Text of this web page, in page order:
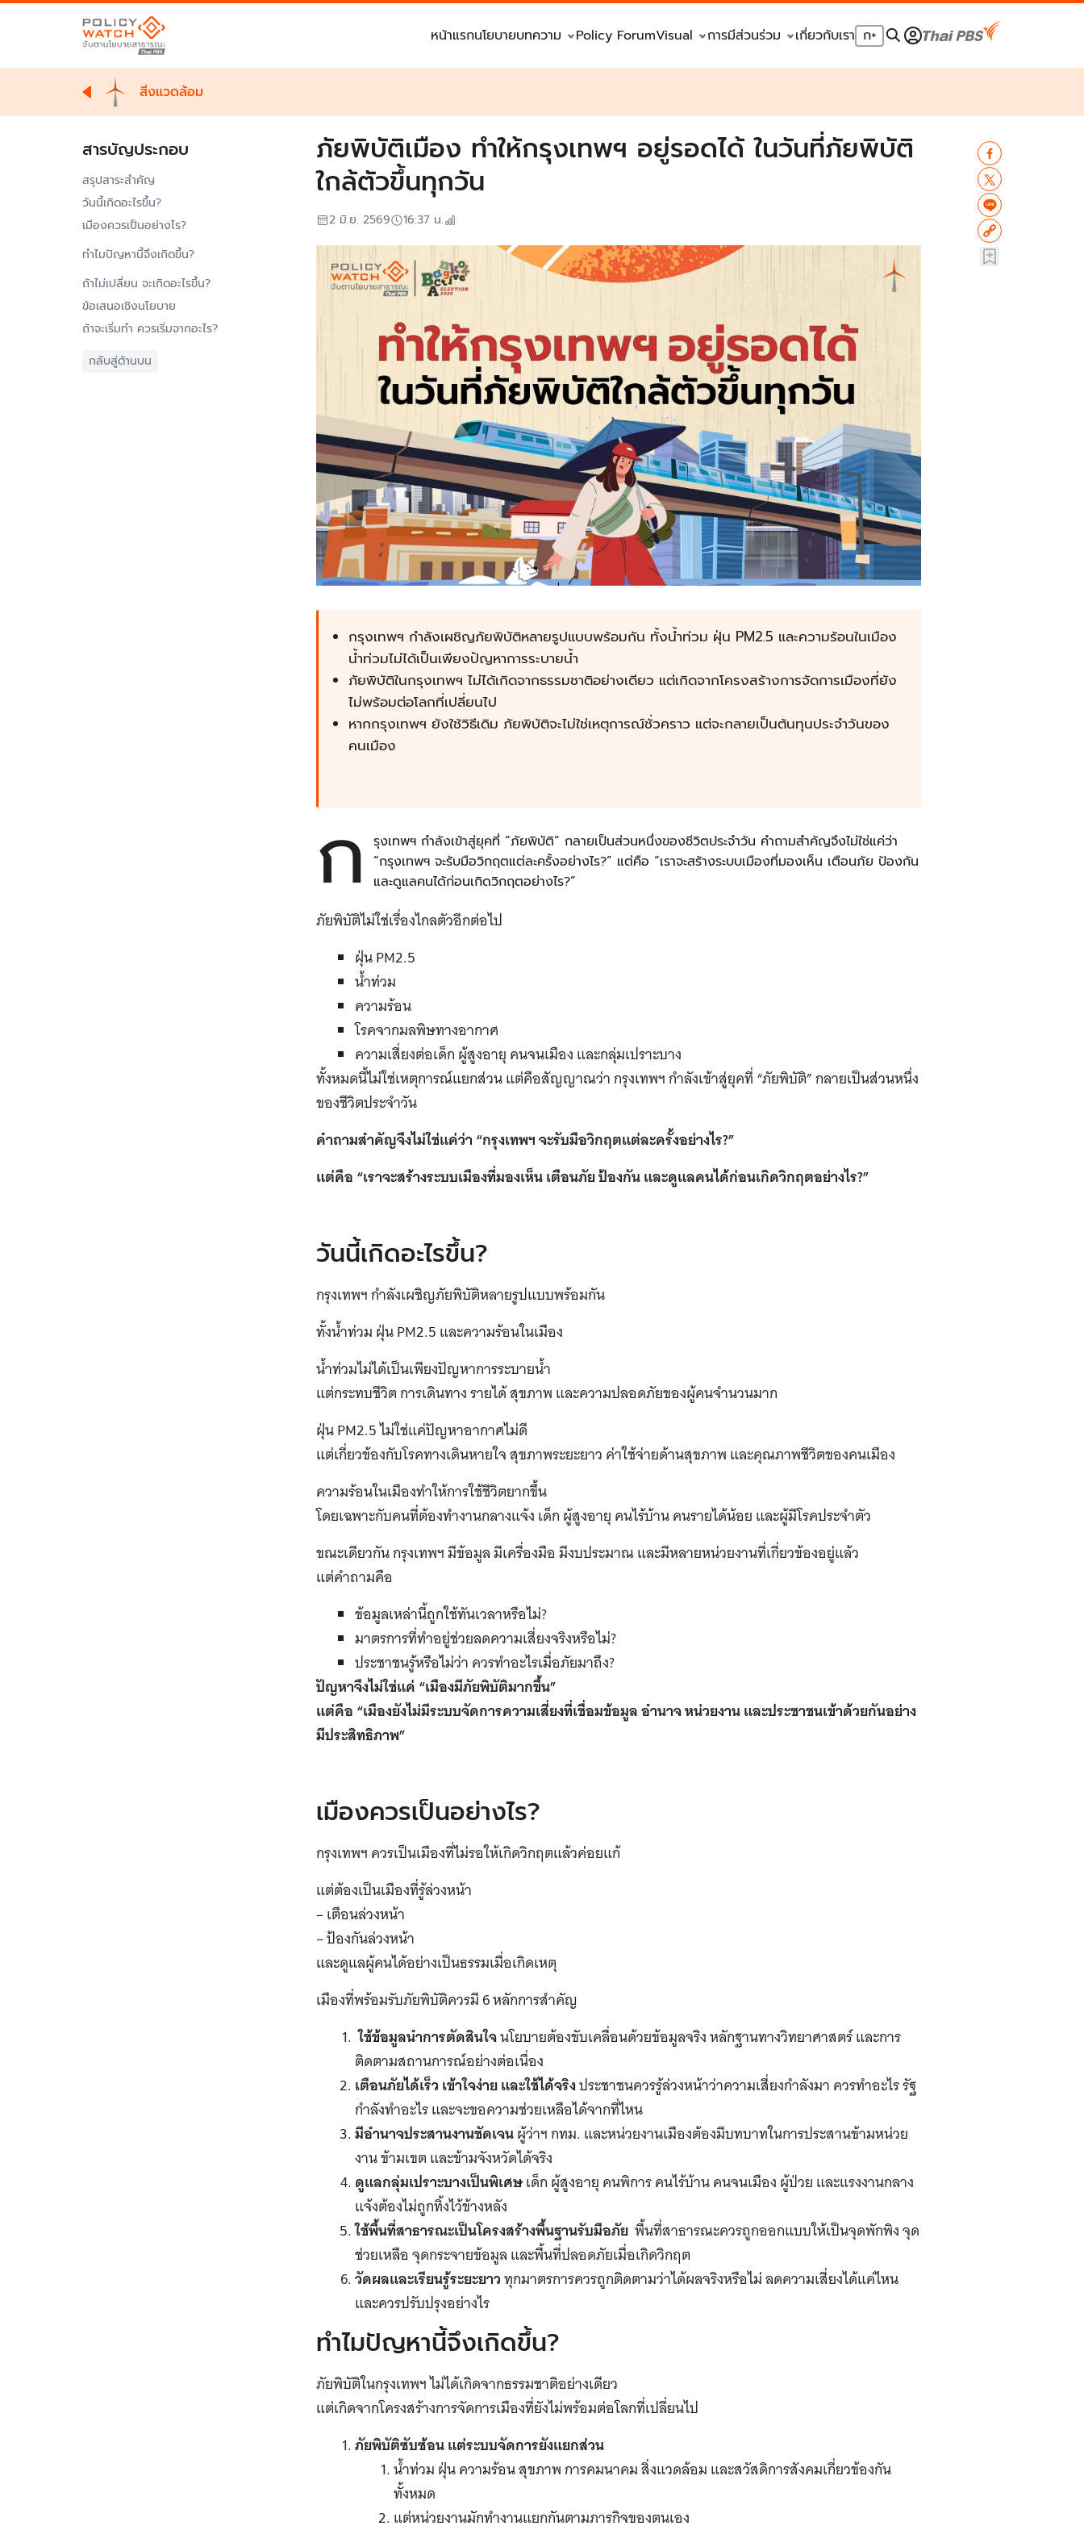
หน้าแรกนโยบายบทความ Policy ForumVisual การมีส่วนร่วม เกี่ยวกับเรา ก+
สิ่งแวดล้อม
สารบัญประกอบ
สรุปสาระสำคัญ
วันนี้เกิดอะไรขึ้น?
เมืองควรเป็นอย่างไร?
ทำไมปัญหานี้จึงเกิดขึ้น?
ถ้าไม่เปลี่ยน จะเกิดอะไรขึ้น?
ข้อเสนอเชิงนโยบาย
ถ้าจะเริ่มทำ ควรเริ่มจากอะไร?
กลับสู่ด้านบน
ภัยพิบัติเมือง ทำให้กรุงเทพฯ อยู่รอดได้ ในวันที่ภัยพิบัติ
ใกล้ตัวขึ้นทุกวัน
2 มิ.ย. 2569 16:37 น.
กรุงเทพฯ กำลังเผชิญภัยพิบัติหลายรูปแบบพร้อมกัน ทั้งน้ำท่วม ฝุ่น PM2.5 และความร้อนในเมือง
น้ำท่วมไม่ได้เป็นเพียงปัญหาการระบายน้ำ
ภัยพิบัติในกรุงเทพฯ ไม่ได้เกิดจากธรรมชาติอย่างเดียว แต่เกิดจากโครงสร้างการจัดการเมืองที่ยัง
ไม่พร้อมต่อโลกที่เปลี่ยนไป
หากกรุงเทพฯ ยังใช้วิธีเดิม ภัยพิบัติจะไม่ใช่เหตุการณ์ชั่วคราว แต่จะกลายเป็นต้นทุนประจำวันของ
คนเมือง
ก
รุงเทพฯ กำลังเข้าสู่ยุคที่ “ภัยพิบัติ” กลายเป็นส่วนหนึ่งของชีวิตประจำวัน คำถามสำคัญจึงไม่ใช่แค่ว่า
“กรุงเทพฯ จะรับมือวิกฤตแต่ละครั้งอย่างไร?” แต่คือ “เราจะสร้างระบบเมืองที่มองเห็น เตือนภัย ป้องกัน
และดูแลคนได้ก่อนเกิดวิกฤตอย่างไร?”
ภัยพิบัติไม่ใช่เรื่องไกลตัวอีกต่อไป
ฝุ่น PM2.5
น้ำท่วม
ความร้อน
โรคจากมลพิษทางอากาศ
ความเสี่ยงต่อเด็ก ผู้สูงอายุ คนจนเมือง และกลุ่มเปราะบาง
ทั้งหมดนี้ไม่ใช่เหตุการณ์แยกส่วน แต่คือสัญญาณว่า กรุงเทพฯ กำลังเข้าสู่ยุคที่ “ภัยพิบัติ” กลายเป็นส่วนหนึ่ง
ของชีวิตประจำวัน
คำถามสำคัญจึงไม่ใช่แค่ว่า “กรุงเทพฯ จะรับมือวิกฤตแต่ละครั้งอย่างไร?”
แต่คือ “เราจะสร้างระบบเมืองที่มองเห็น เตือนภัย ป้องกัน และดูแลคนได้ก่อนเกิดวิกฤตอย่างไร?”
วันนี้เกิดอะไรขึ้น?
กรุงเทพฯ กำลังเผชิญภัยพิบัติหลายรูปแบบพร้อมกัน
ทั้งน้ำท่วม ฝุ่น PM2.5 และความร้อนในเมือง
น้ำท่วมไม่ได้เป็นเพียงปัญหาการระบายน้ำ
แต่กระทบชีวิต การเดินทาง รายได้ สุขภาพ และความปลอดภัยของผู้คนจำนวนมาก
ฝุ่น PM2.5 ไม่ใช่แค่ปัญหาอากาศไม่ดี
แต่เกี่ยวข้องกับโรคทางเดินหายใจ สุขภาพระยะยาว ค่าใช้จ่ายด้านสุขภาพ และคุณภาพชีวิตของคนเมือง
ความร้อนในเมืองทำให้การใช้ชีวิตยากขึ้น
โดยเฉพาะกับคนที่ต้องทำงานกลางแจ้ง เด็ก ผู้สูงอายุ คนไร้บ้าน คนรายได้น้อย และผู้มีโรคประจำตัว
ขณะเดียวกัน กรุงเทพฯ มีข้อมูล มีเครื่องมือ มีงบประมาณ และมีหลายหน่วยงานที่เกี่ยวข้องอยู่แล้ว
แต่คำถามคือ
ข้อมูลเหล่านี้ถูกใช้ทันเวลาหรือไม่?
มาตรการที่ทำอยู่ช่วยลดความเสี่ยงจริงหรือไม่?
ประชาชนรู้หรือไม่ว่า ควรทำอะไรเมื่อภัยมาถึง?
ปัญหาจึงไม่ใช่แค่ “เมืองมีภัยพิบัติมากขึ้น”
แต่คือ “เมืองยังไม่มีระบบจัดการความเสี่ยงที่เชื่อมข้อมูล อำนาจ หน่วยงาน และประชาชนเข้าด้วยกันอย่าง
มีประสิทธิภาพ”
เมืองควรเป็นอย่างไร?
กรุงเทพฯ ควรเป็นเมืองที่ไม่รอให้เกิดวิกฤตแล้วค่อยแก้
แต่ต้องเป็นเมืองที่รู้ล่วงหน้า
– เตือนล่วงหน้า
– ป้องกันล่วงหน้า
และดูแลผู้คนได้อย่างเป็นธรรมเมื่อเกิดเหตุ
เมืองที่พร้อมรับภัยพิบัติควรมี 6 หลักการสำคัญ
ใช้ข้อมูลนำการตัดสินใจนโยบายต้องขับเคลื่อนด้วยข้อมูลจริง หลักฐานทางวิทยาศาสตร์ และการ
ติดตามสถานการณ์อย่างต่อเนื่อง
เตือนภัยได้เร็ว เข้าใจง่าย และใช้ได้จริงประชาชนควรรู้ล่วงหน้าว่าความเสี่ยงกำลังมา ควรทำอะไร รัฐ
กำลังทำอะไร และจะขอความช่วยเหลือได้จากที่ไหน
มีอำนาจประสานงานชัดเจนผู้ว่าฯ กทม. และหน่วยงานเมืองต้องมีบทบาทในการประสานข้ามหน่วย
งาน ข้ามเขต และข้ามจังหวัดได้จริง
ดูแลกลุ่มเปราะบางเป็นพิเศษเด็ก ผู้สูงอายุ คนพิการ คนไร้บ้าน คนจนเมือง ผู้ป่วย และแรงงานกลาง
แจ้งต้องไม่ถูกทิ้งไว้ข้างหลัง
ใช้พื้นที่สาธารณะเป็นโครงสร้างพื้นฐานรับมือภัย พื้นที่สาธารณะควรถูกออกแบบให้เป็นจุดพักพิง จุด
ช่วยเหลือ จุดกระจายข้อมูล และพื้นที่ปลอดภัยเมื่อเกิดวิกฤต
วัดผลและเรียนรู้ระยะยาวทุกมาตรการควรถูกติดตามว่าได้ผลจริงหรือไม่ ลดความเสี่ยงได้แค่ไหน
และควรปรับปรุงอย่างไร
ทำไมปัญหานี้จึงเกิดขึ้น?
ภัยพิบัติในกรุงเทพฯ ไม่ได้เกิดจากธรรมชาติอย่างเดียว
แต่เกิดจากโครงสร้างการจัดการเมืองที่ยังไม่พร้อมต่อโลกที่เปลี่ยนไป
ภัยพิบัติซับซ้อน แต่ระบบจัดการยังแยกส่วน
น้ำท่วม ฝุ่น ความร้อน สุขภาพ การคมนาคม สิ่งแวดล้อม และสวัสดิการสังคมเกี่ยวข้องกัน
ทั้งหมด
แต่หน่วยงานมักทำงานแยกกันตามภารกิจของตนเอง